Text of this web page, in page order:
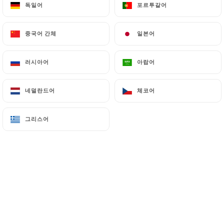
독일어 포르투갈어
중국어 간체 일본어
러시아어 아랍어
네덜란드어 체코어
그리스어
독일어 포르투갈어
중국어 간체 일본어
러시아어 아랍어
네덜란드어 체코어
그리스어